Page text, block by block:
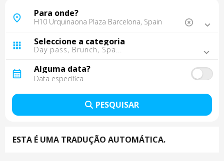
Maiorca, Espanha
Barcelona, Espanha
Málaga, Espanha
Tarragona, Espanha
Tenerife, Espanha
Sevilla, Espanha
Lisboa, Portugal
Gran Canaria, Espanha
Porto, Portugal
Punta Cana, República Dominicana
Cordoba, Espanha
Para onde?
Seleccione a categoria
Day pass, Brunch, Spa...
Alguma data?
PESQUISAR
ESTA É UMA TRADUÇÃO AUTOMÁTICA.